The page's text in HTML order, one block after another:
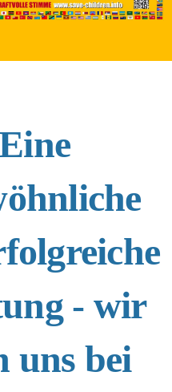
- wir
uns bei